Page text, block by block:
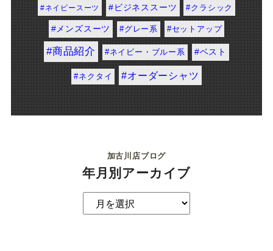
#ネイビースーツ #ビジネススーツ #クラシック
#メンズスーツ #グレー系 #セットアップ
#商品紹介 #ネイビー・ブルー系 #ベスト
#ネクタイ #オーダーシャツ
加古川店ブログ
年月別アーカイブ